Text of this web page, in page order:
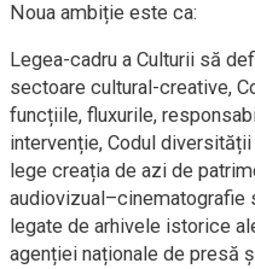
Noua ambiție este ca:
Legea-cadru a Culturii să
sectoare cultural-creative,
funcțiile, fluxurile,
intervenție, Codul
lege creația de azi de
legate de arhivele istorice
agenției naționale de presă